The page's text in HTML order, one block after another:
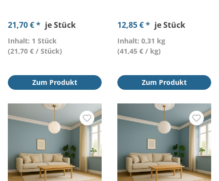
21,70 € * je Stück
Inhalt: 1 Stück
(21,70 € / Stück)
Zum Produkt
12,85 € * je Stück
Inhalt: 0,31 kg
(41,45 € / kg)
Zum Produkt